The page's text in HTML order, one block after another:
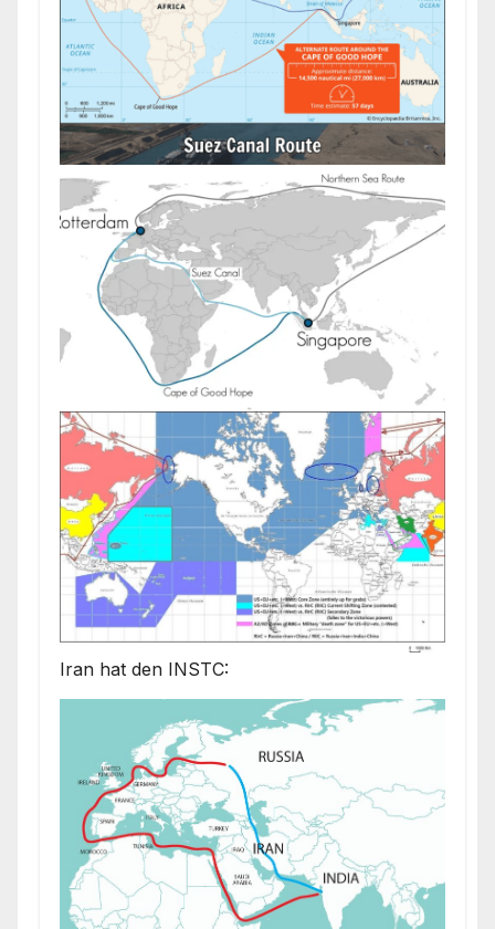
Iran hat den INSTC: